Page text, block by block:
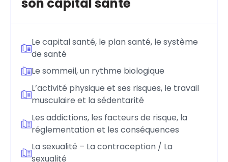
Le capital santé, le plan santé, le système
de santé
Le sommeil, un rythme biologique
L’activité physique et ses risques, le travail
musculaire et la sédentarité
Les addictions, les facteurs de risque, la
réglementation et les conséquences
La sexualité – La contraception / La
sexualité